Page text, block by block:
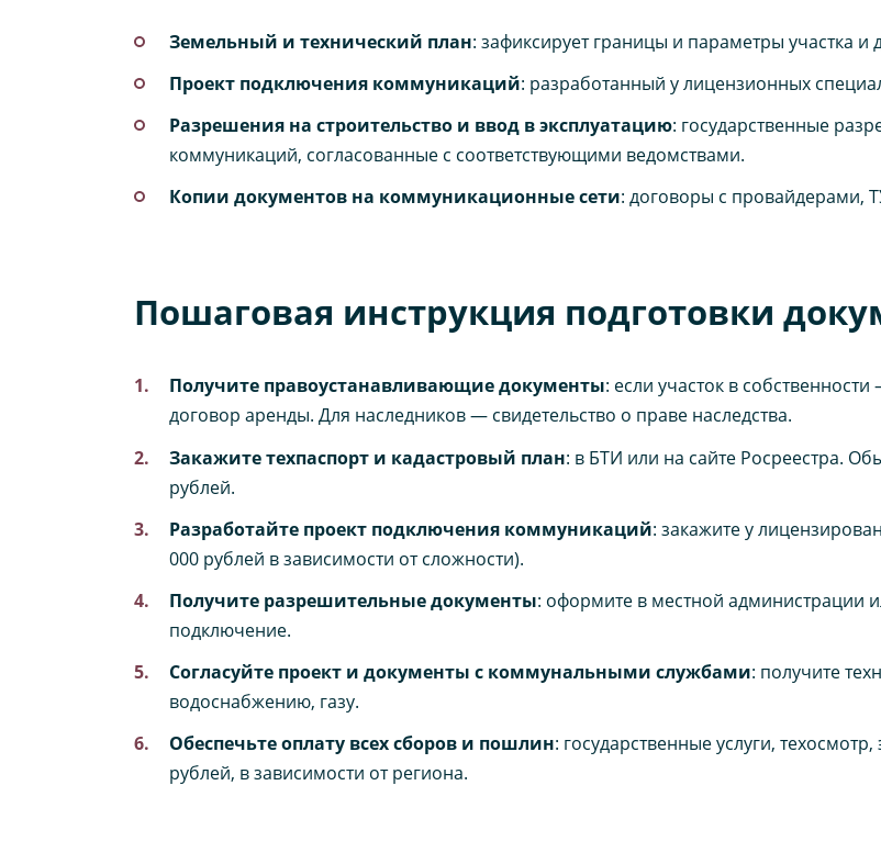
Земельный и технический план: зафиксирует границы и параметры участка и
Проект подключения коммуникаций: разработанный у лицензионных
Разрешения на строительство и ввод в эксплуатацию: государственные
коммуникаций, согласованные с соответствующими ведомствами.
Копии документов на коммуникационные сети: договоры с провайдерами,
Пошаговая инструкция подготовки
Получите правоустанавливающие документы: если участок в
договор аренды. Для наследников — свидетельство о праве наследства.
Закажите техпаспорт и кадастровый план: в БТИ или на сайте Росреестра.
рублей.
Разработайте проект подключения коммуникаций: закажите у
000 рублей в зависимости от сложности).
Получите разрешительные документы: оформите в местной администрации
подключение.
Согласуйте проект и документы с коммунальными службами: получите
водоснабжению, газу.
Обеспечьте оплату всех сборов и пошлин: государственные услуги,
рублей, в зависимости от региона.